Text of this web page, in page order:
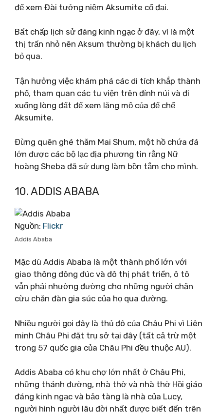
để xem Đài tưởng niệm Aksumite cổ đại.
Bất chấp lịch sử đáng kinh ngạc ở đây, vì là một
thị trấn nhỏ nên Aksum thường bị khách du lịch
bỏ qua.
Tận hưởng việc khám phá các di tích khắp thành
phố, tham quan các tu viện trên đỉnh núi và đi
xuống lòng đất để xem lăng mộ của đế chế
Aksumite.
Đừng quên ghé thăm Mai Shum, một hồ chứa đá
lớn được các bộ lạc địa phương tin rằng Nữ
hoàng Sheba đã sử dụng làm bồn tắm cho mình.
10. ADDIS ABABA
Nguồn: Flickr
Addis Ababa
Mặc dù Addis Ababa là một thành phố lớn với
giao thông đông đúc và đô thị phát triển, ô tô
vẫn phải nhường đường cho những người chăn
cừu chăn đàn gia súc của họ qua đường.
Nhiều người gọi đây là thủ đô của Châu Phi vì Liên
minh Châu Phi đặt trụ sở tại đây (tất cả trừ một
trong 57 quốc gia của Châu Phi đều thuộc AU).
Addis Ababa có khu chợ lớn nhất ở Châu Phi,
những thánh đường, nhà thờ và nhà thờ Hồi giáo
đáng kinh ngạc và bảo tàng là nhà của Lucy,
người hình người lâu đời nhất được biết đến trên